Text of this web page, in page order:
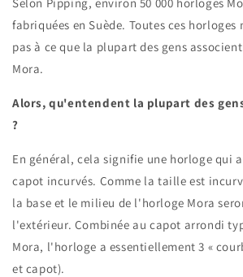
fabriquées en Suède. Toutes ces horloges
pas à ce que la plupart des gens
Mora.
Alors, qu'entendent la plupart des
?
En général, cela signifie une horloge qui
capot incurvés. Comme la taille est
la base et le milieu de l'horloge Mora
l'extérieur. Combinée au capot arrondi
Mora, l'horloge a essentiellement 3 «
et capot).